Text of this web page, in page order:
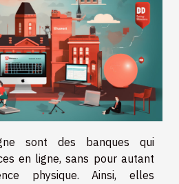
sont des banques qui
en ligne, sans pour autant
physique. Ainsi, elles